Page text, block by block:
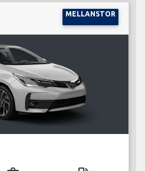
MELLANSTOR